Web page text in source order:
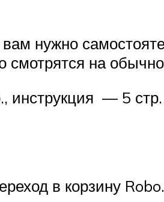
нужно
смотрятся на
инструкция — 5
в корзину